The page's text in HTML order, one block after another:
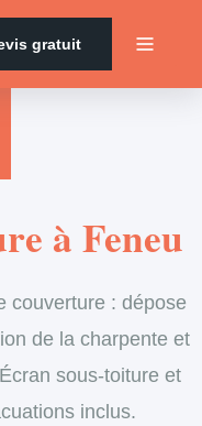
gratuit
à Feneu
couverture : dépose
de la charpente et
sous-toiture et
inclus.